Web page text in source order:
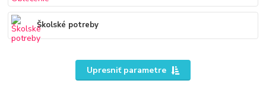
Školské potreby
Upresniť parametre